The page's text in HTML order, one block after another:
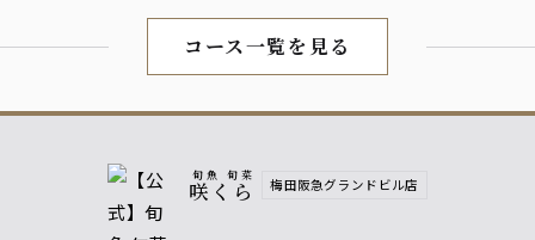
ワイン
・白ワイン
コース一覧を見る
旬魚 旬菜
咲くら 梅田阪急グランドビル店